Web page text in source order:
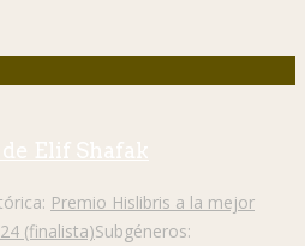
Elif Shafak
Premio Hislibris a la mejor
(finalista)Subgéneros: